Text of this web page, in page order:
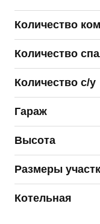
Количество
Количество
Количество с/у
Гараж
Высота
Размеры
Котельная
«Группа
Я подтверждаю,
действую по
интересах.
Данное согласие
сроков
РФ.
Имя*
Номер